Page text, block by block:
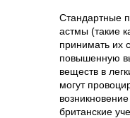
Стандартные
астмы (такие
принимать их
повышенную
веществ в
могут
британские